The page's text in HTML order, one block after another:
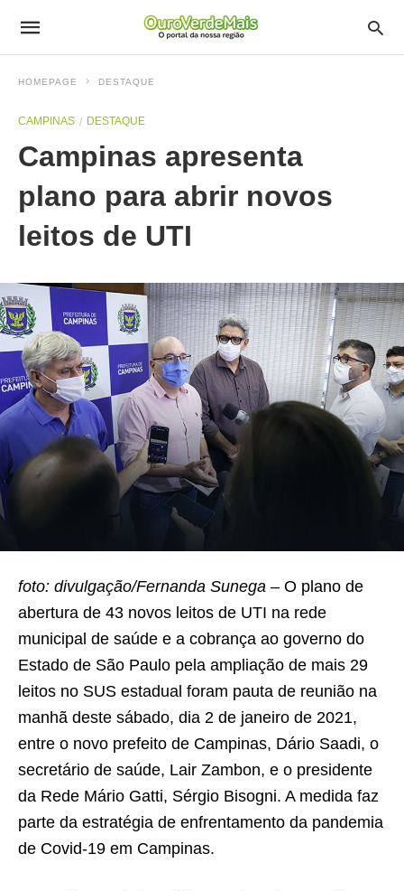
HOMEPAGE DESTAQUE
CAMPINAS DESTAQUE
Campinas apresenta
plano para abrir novos
leitos de UTI
foto: divulgação/Fernanda Sunega – O plano de
abertura de 43 novos leitos de UTI na rede
municipal de saúde e a cobrança ao governo do
Estado de São Paulo pela ampliação de mais 29
leitos no SUS estadual foram pauta de reunião na
manhã deste sábado, dia 2 de janeiro de 2021,
entre o novo prefeito de Campinas, Dário Saadi, o
secretário de saúde, Lair Zambon, e o presidente
da Rede Mário Gatti, Sérgio Bisogni. A medida faz
parte da estratégia de enfrentamento da pandemia
de Covid-19 em Campinas.